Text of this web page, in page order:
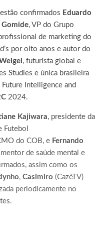
confirmados Eduardo
Gomide, VP do Grupo
de marketing do
por oito anos e autor do
, futurista global e
Studies e única brasileira
Intelligence and
2024.
Kajiwara, presidente da
Futebol
do COB, e Fernando
de saúde mental e
assim como os
, Casimiro (CazéTV)
periodicamente no
.